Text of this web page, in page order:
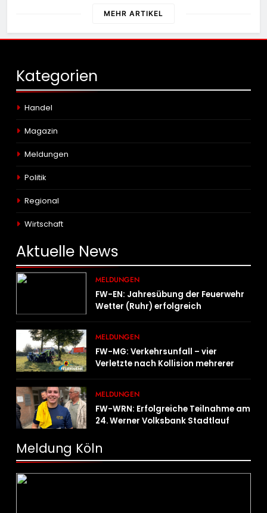
MEHR ARTIKEL
Kategorien
Handel
Magazin
Meldungen
Politik
Regional
Wirtschaft
Aktuelle News
MELDUNGEN
FW-EN: Jahresübung der Feuerwehr
Wetter (Ruhr) erfolgreich
MELDUNGEN
FW-MG: Verkehrsunfall – vier
Verletzte nach Kollision mehrerer
MELDUNGEN
FW-WRN: Erfolgreiche Teilnahme am
24. Werner Volksbank Stadtlauf
Meldung Köln